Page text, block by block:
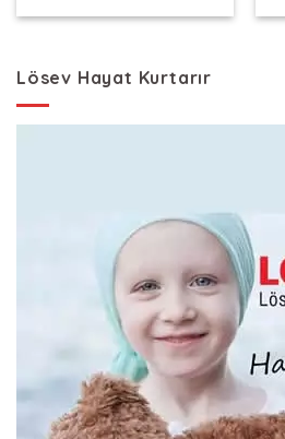
9.427,54 TL.
Lösev Hayat Kurtarır